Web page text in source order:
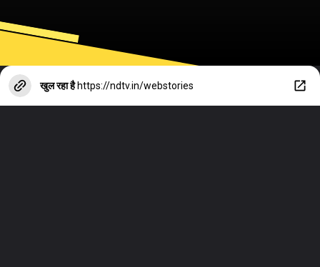
खुल रहा है https://ndtv.in/webstories